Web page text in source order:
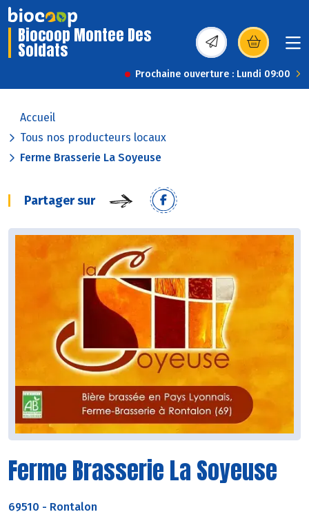
Biocoop Montee Des
Soldats (s’ouvre dans une
Prochaine ouverture : Lundi 09:00
Accueil
Tous nos producteurs locaux
Ferme Brasserie La Soyeuse
Partager sur
Ferme Brasserie La Soyeuse
69510 - Rontalon